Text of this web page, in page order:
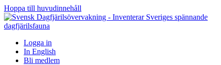
Hoppa till huvudinnehåll
Logga in
In English
Bli medlem